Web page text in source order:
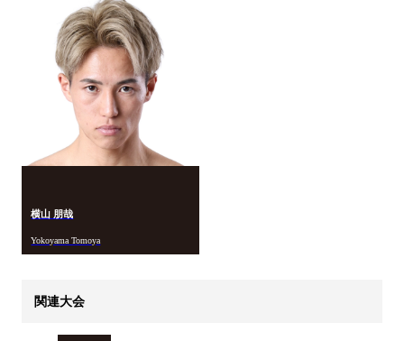
横山 朋哉
Yokoyama Tomoya
関連大会